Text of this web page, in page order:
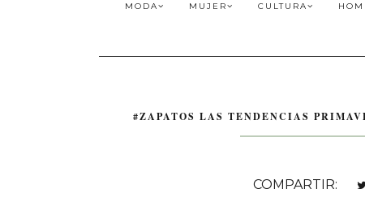
MODA MUJER CULTURA
#ZAPATOS LAS TENDENCIAS
COMPARTIR: